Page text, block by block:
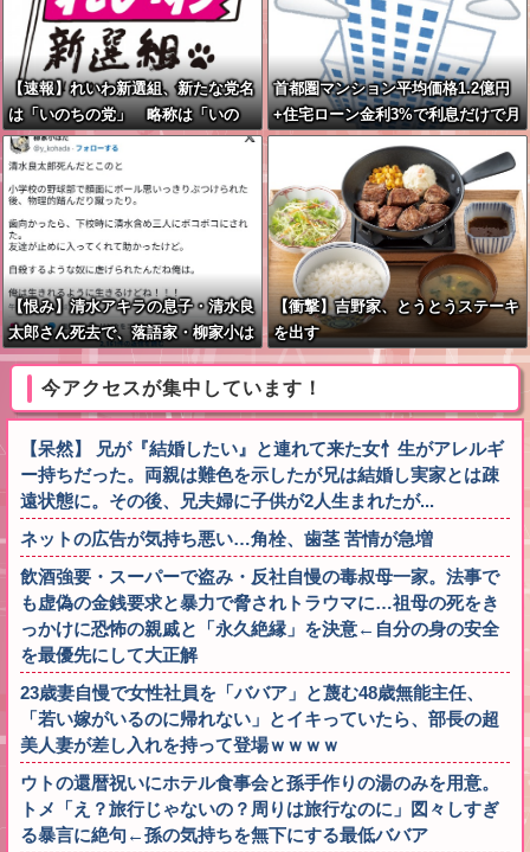
【速報】れいわ新選組、新たな党名
は「いのちの党」 略称は「いの
ち」
首都圏マンション平均価格1.2億円
+住宅ローン金利3%で利息だけで月
30万円←これバカなん？
【恨み】清水アキラの息子・清水良
太郎さん死去で、落語家・柳家小は
だが「いじめ」「暴行」被害告発
【衝撃】吉野家、とうとうステーキ
を出す
今アクセスが集中しています！
【呆然】 兄が『結婚したい』と連れて来た女忄生がアレルギ
ー持ちだった。両親は難色を示したが兄は結婚し実家とは疎
遠状態に。その後、兄夫婦に子供が2人生まれたが...
ネットの広告が気持ち悪い…角栓、歯茎 苦情が急増
飲酒強要・スーパーで盗み・反社自慢の毒叔母一家。法事で
も虚偽の金銭要求と暴力で脅されトラウマに…祖母の死をき
っかけに恐怖の親戚と「永久絶縁」を決意←自分の身の安全
を最優先にして大正解
23歳妻自慢で女性社員を「ババア」と蔑む48歳無能主任、
「若い嫁がいるのに帰れない」とイキっていたら、部長の超
美人妻が差し入れを持って登場ｗｗｗｗ
ウトの還暦祝いにホテル食事会と孫手作りの湯のみを用意。
トメ「え？旅行じゃないの？周りは旅行なのに」図々しすぎ
る暴言に絶句←孫の気持ちを無下にする最低ババア